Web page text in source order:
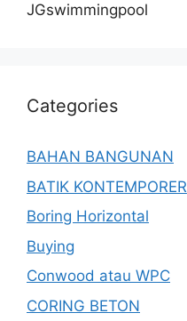
JGswimmingpool
Categories
BAHAN BANGUNAN
BATIK KONTEMPORER
Boring Horizontal
Buying
Conwood atau WPC
CORING BETON